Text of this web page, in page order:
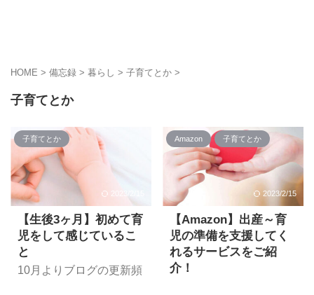
HOME > 備忘録 > 暮らし > 子育てとか >
子育てとか
子育てとか
【生後3ヶ月】初めて育
児をして感じているこ
と
10月よりブログの更新頻
Amazon 子育てとか
2023/2/15
【Amazon】出産～育
児の準備を支援してく
れるサービスをご紹
介！